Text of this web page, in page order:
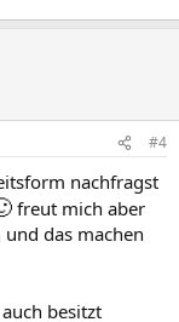
#4
nachfragst
freut mich aber
das machen
besitzt